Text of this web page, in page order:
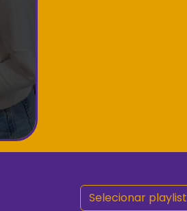
Selecionar playlist